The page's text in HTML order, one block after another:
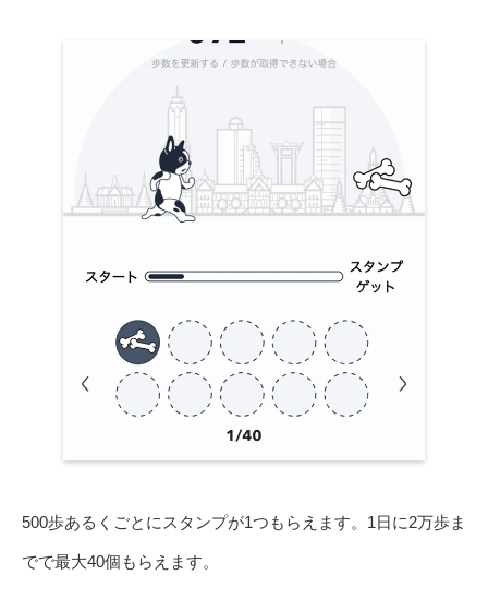
500歩あるくごとにスタンプが1つもらえます。1日に2万歩ま
でで最大40個もらえます。